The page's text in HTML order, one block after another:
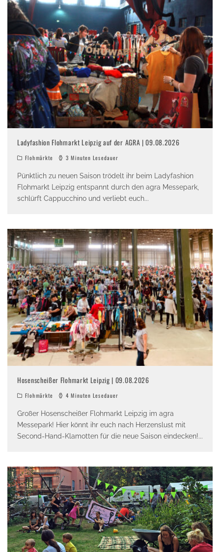
Ladyfashion Flohmarkt Leipzig auf der AGRA | 09.08.2026
Flohmärkte 3 Minuten Lesedauer
Pünktlich zu neuen Saison trödelt ihr beim Ladyfashion
Flohmarkt Leipzig entspannt durch den agra Messepark,
schlürft Cappucchino und verliebt euch...
Hosenscheißer Flohmarkt Leipzig | 09.08.2026
Flohmärkte 4 Minuten Lesedauer
Großer Hosenscheißer Flohmarkt Leipzig im agra
Messepark! Hier könnt ihr euch nach Herzenslust mit
Second-Hand-Klamotten für die neue Saison eindecken!...